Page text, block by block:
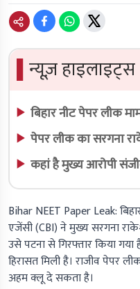
न्यूज़ हाइलाइट्स
बिहार नीट पेपर लीक
पेपर लीक का सरगना
कहां है मुख्य आरोपी
Bihar NEET Paper Leak:
एजेंसी (CBI) ने मुख्य सरगना
उसे पटना से गिरफ्तार किया
हिरासत मिली है। राजीव पेपर
अहम क्लू दे सकता है।